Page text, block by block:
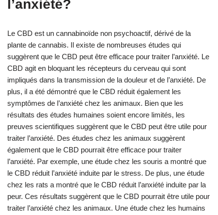
l’anxiété?
Le CBD est un cannabinoïde non psychoactif, dérivé de la
plante de cannabis. Il existe de nombreuses études qui
suggèrent que le CBD peut être efficace pour traiter l’anxiété. Le
CBD agit en bloquant les récepteurs du cerveau qui sont
impliqués dans la transmission de la douleur et de l’anxiété. De
plus, il a été démontré que le CBD réduit également les
symptômes de l’anxiété chez les animaux. Bien que les
résultats des études humaines soient encore limités, les
preuves scientifiques suggèrent que le CBD peut être utile pour
traiter l’anxiété. Des études chez les animaux suggèrent
également que le CBD pourrait être efficace pour traiter
l’anxiété. Par exemple, une étude chez les souris a montré que
le CBD réduit l’anxiété induite par le stress. De plus, une étude
chez les rats a montré que le CBD réduit l’anxiété induite par la
peur. Ces résultats suggèrent que le CBD pourrait être utile pour
traiter l’anxiété chez les animaux. Une étude chez les humains